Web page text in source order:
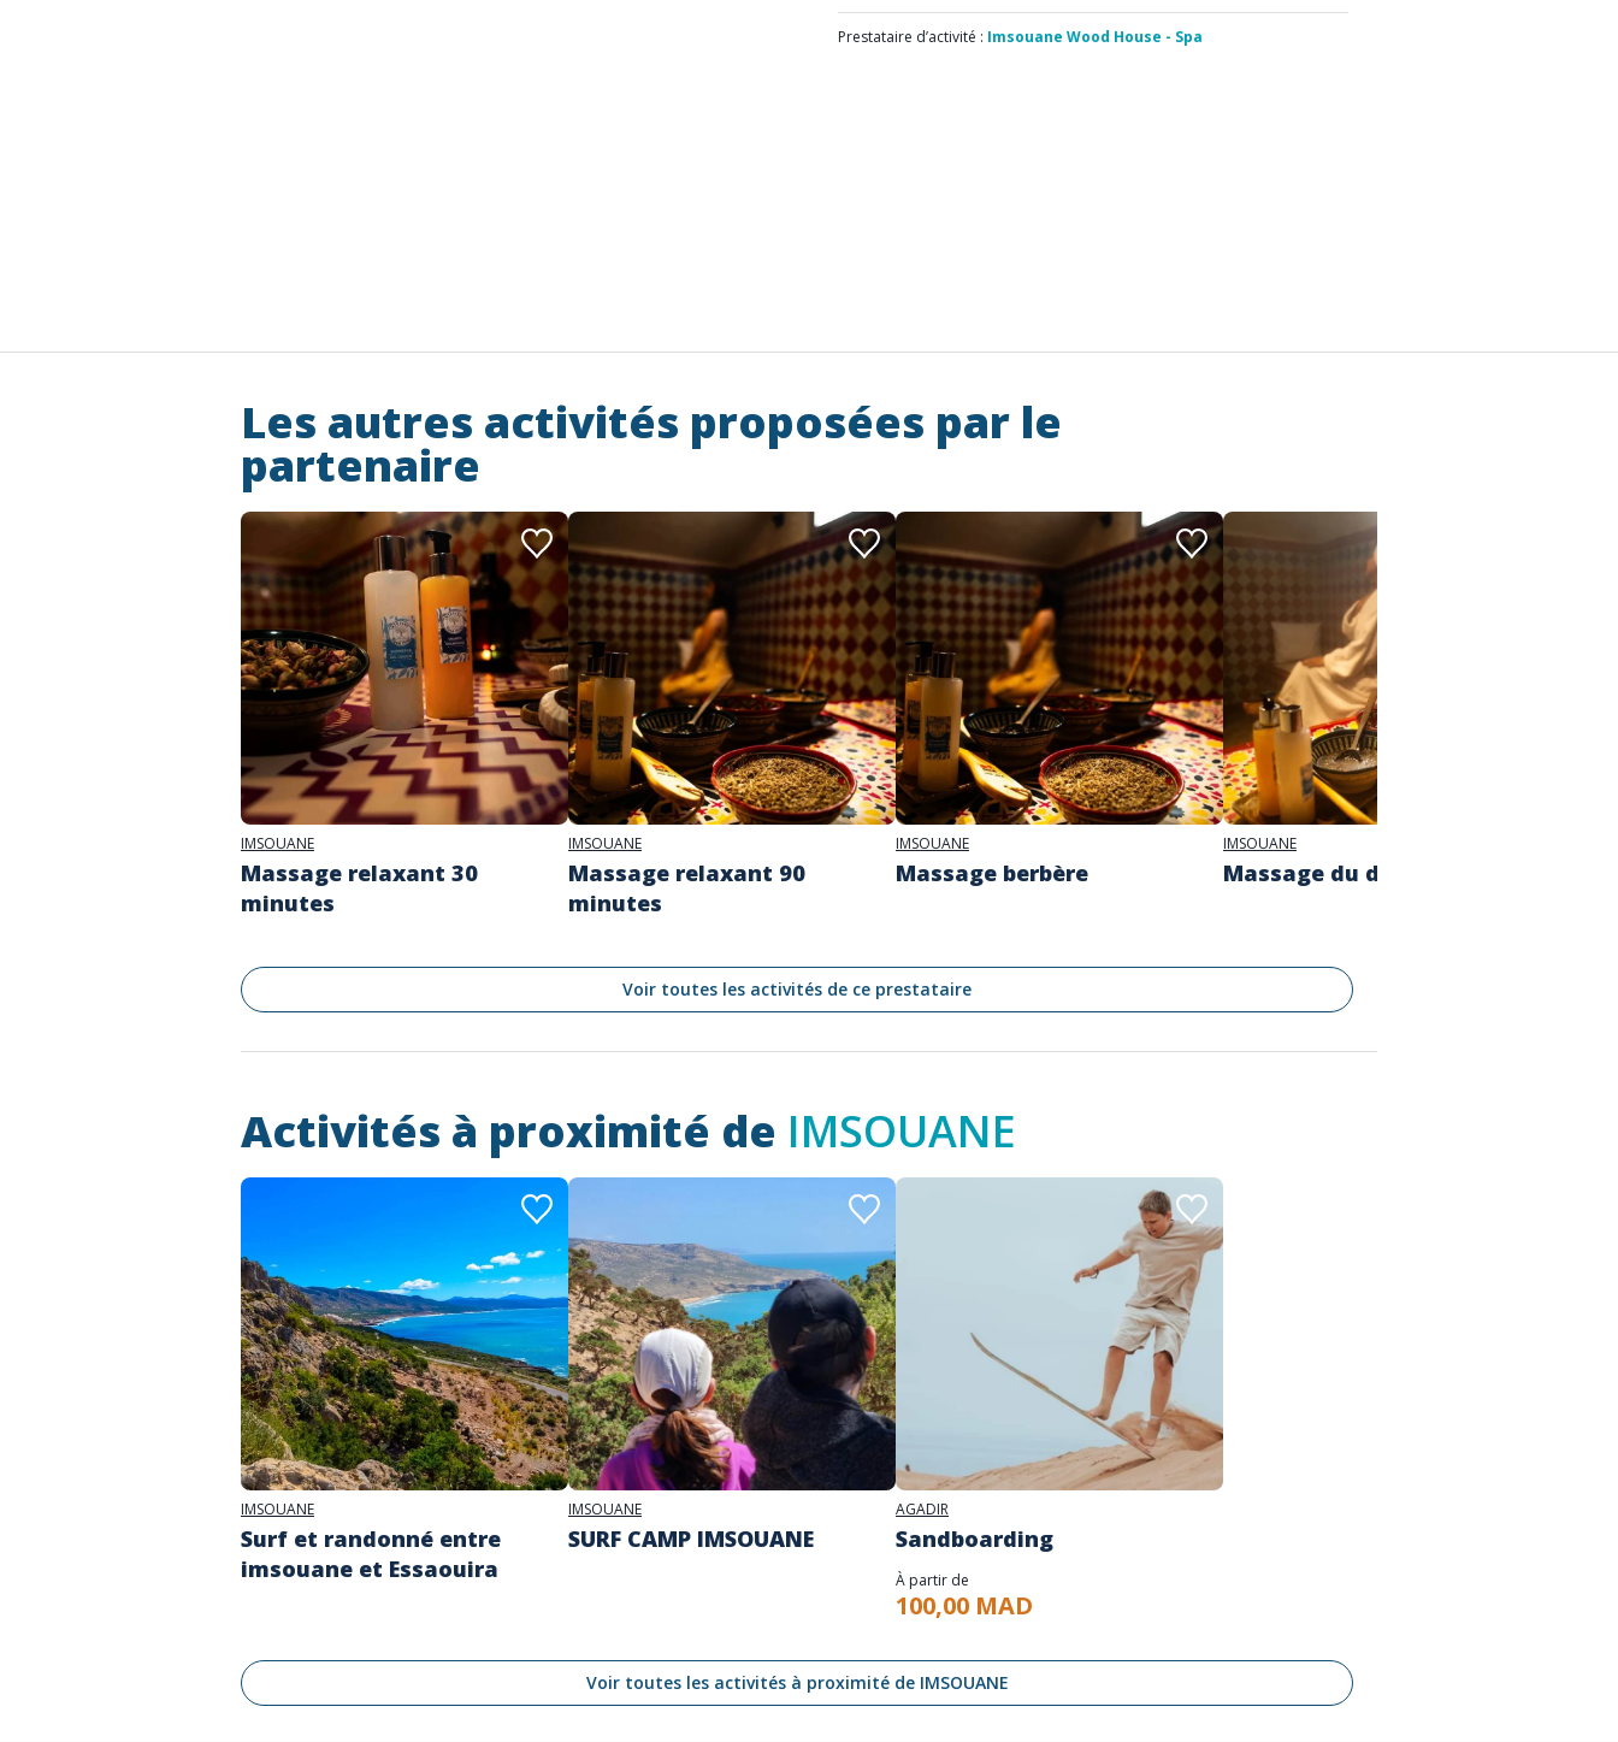
Prestataire d’activité : Imsouane Wood House - Spa
Les autres activités proposées par le
partenaire
IMSOUANE
Massage relaxant 30
minutes
IMSOUANE
Massage relaxant 90
minutes
IMSOUANE
Massage berbère
IMSOUANE
Massage du dos
Voir toutes les activités de ce prestataire
Activités à proximité de IMSOUANE
IMSOUANE
Surf et randonné entre
imsouane et Essaouira
IMSOUANE
SURF CAMP IMSOUANE
AGADIR
Sandboarding
À partir de
100,00 MAD
Voir toutes les activités à proximité de IMSOUANE